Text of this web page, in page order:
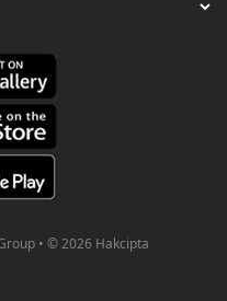
• © 2026 Hakcipta